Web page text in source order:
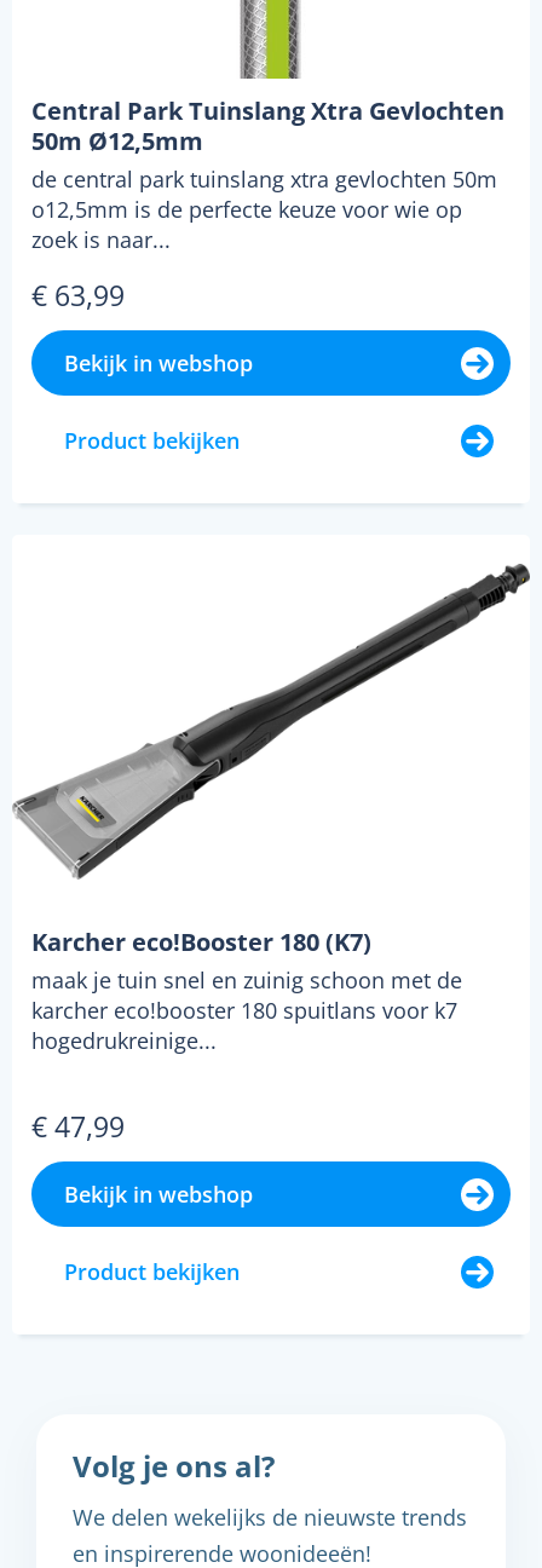
Central Park Tuinslang Xtra Gevlochten
50m Ø12,5mm
de central park tuinslang xtra gevlochten 50m
o12,5mm is de perfecte keuze voor wie op
zoek is naar...
€ 63,99
Bekijk in webshop
Product bekijken
Karcher eco!Booster 180 (K7)
maak je tuin snel en zuinig schoon met de
karcher eco!booster 180 spuitlans voor k7
hogedrukreinige...
€ 47,99
Bekijk in webshop
Product bekijken
Volg je ons al?
We delen wekelijks de nieuwste trends
en inspirerende woonideeën!